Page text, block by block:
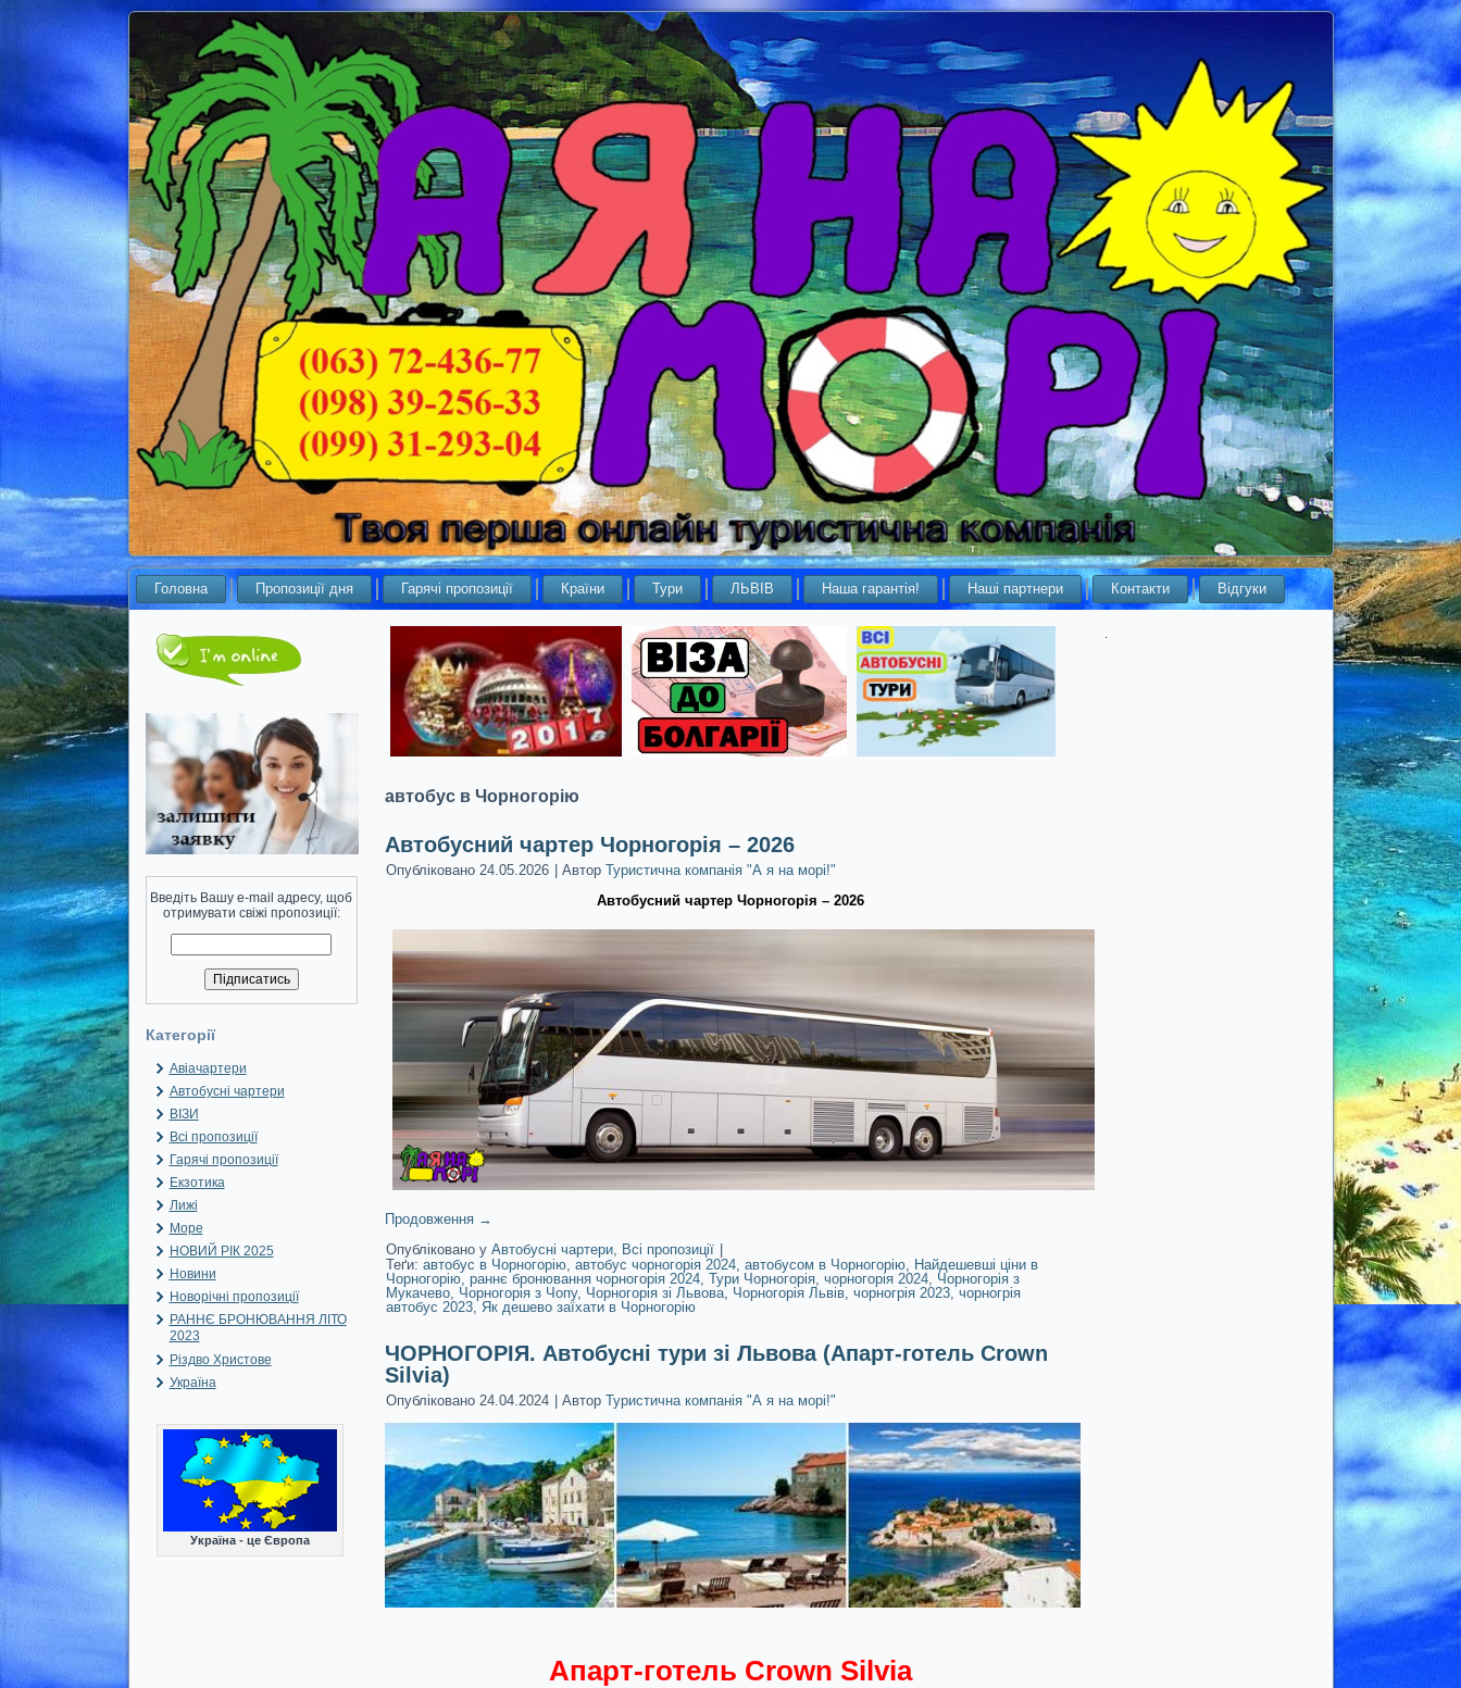
Головна Пропозиції дня Гарячі пропозиції Країни Тури ЛЬВІВ Наша гарантія! Наші партнери Контакти Відгуки
Введіть Вашу e-mail адресу, щоб
отримувати свіжі пропозиції:
Категорії
Авіачартери
Автобусні чартери
ВІЗИ
Всі пропозиції
Гарячі пропозиції
Екзотика
Лижі
Море
НОВИЙ РІК 2025
Новини
Новорічні пропозиції
РАННЄ БРОНЮВАННЯ ЛІТО
2023
Різдво Христове
Україна
Україна - це Європа
автобус в Чорногорію
Автобусний чартер Чорногорія – 2026
Опубліковано 24.05.2026 Автор Туристична компанія "А я на морі!"
Автобусний чартер Чорногорія – 2026
Продовження →
Опубліковано у Автобусні чартери, Всі пропозиції
Теґи: автобус в Чорногорію, автобус чорногорія 2024, автобусом в Чорногорію, Найдешевші ціни в
Чорногорію, раннє бронювання чорногорія 2024, Тури Чорногорія, чорногорія 2024, Чорногорія з
Мукачево, Чорногорія з Чопу, Чорногорія зі Львова, Чорногорія Львів, чорногрія 2023, чорногрія
автобус 2023, Як дешево заїхати в Чорногорію
ЧОРНОГОРІЯ. Автобусні тури зі Львова (Апарт-готель Crown
Silvia)
Опубліковано 24.04.2024 Автор Туристична компанія "А я на морі!"
Апарт-готель Crown Silvia
.